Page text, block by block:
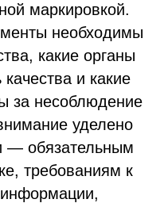
маркировкой.
необходимы
какие органы
и какие
за несоблюдение
уделено
— обязательным
требованиям к
информации,